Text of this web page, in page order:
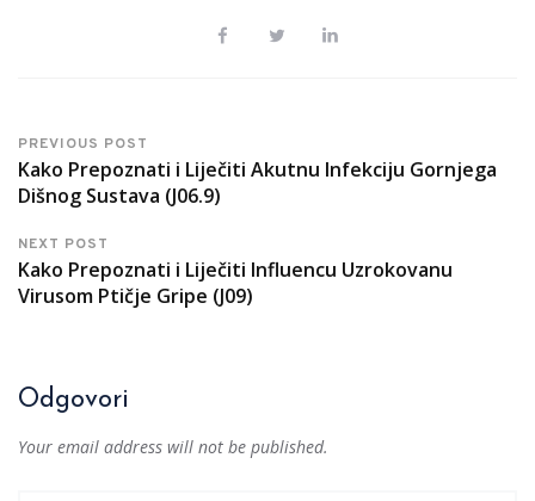
PREVIOUS POST
Kako Prepoznati i Liječiti Akutnu Infekciju Gornjega
Dišnog Sustava (J06.9)
NEXT POST
Kako Prepoznati i Liječiti Influencu Uzrokovanu
Virusom Ptičje Gripe (J09)
Odgovori
Your email address will not be published.